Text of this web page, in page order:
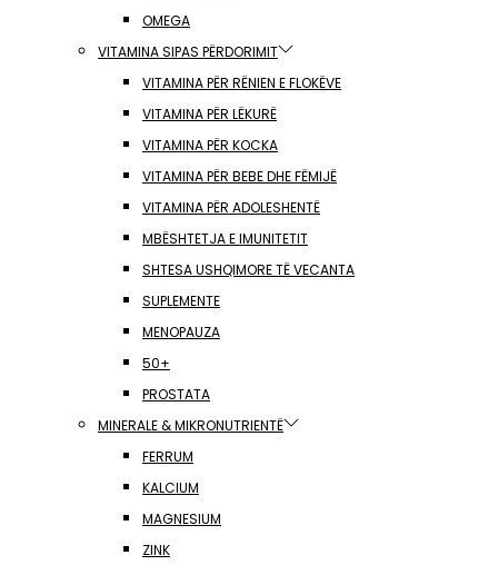
OMEGA
VITAMINA SIPAS PËRDORIMIT
VITAMINA PËR RËNIEN E FLOKËVE
VITAMINA PËR LËKURË
VITAMINA PËR KOCKA
VITAMINA PËR BEBE DHE FËMIJË
VITAMINA PËR ADOLESHENTË
MBËSHTETJA E IMUNITETIT
SHTESA USHQIMORE TË VECANTA
SUPLEMENTE
MENOPAUZA
50+
PROSTATA
MINERALE & MIKRONUTRIENTË
FERRUM
KALCIUM
MAGNESIUM
ZINK